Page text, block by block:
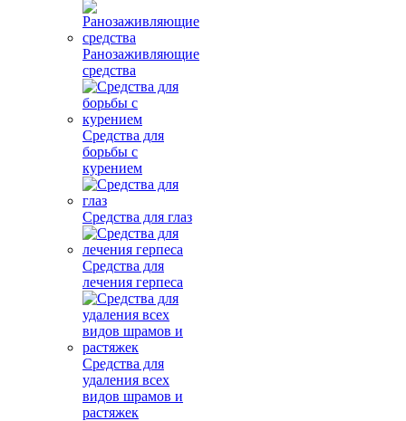
Ранозаживляющие
средства
Средства для
борьбы с
курением
Средства для глаз
Средства для
лечения герпеса
Средства для
удаления всех
видов шрамов и
растяжек